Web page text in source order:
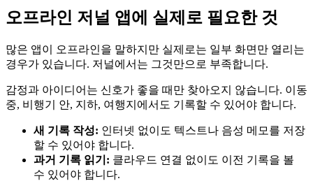
오프라인 저널 앱에 실제로 필요한 것
많은 앱이 오프라인을 말하지만 실제로는 일부 화면만 열리는
경우가 있습니다. 저널에서는 그것만으로 부족합니다.
감정과 아이디어는 신호가 좋을 때만 찾아오지 않습니다. 이동
중, 비행기 안, 지하, 여행지에서도 기록할 수 있어야 합니다.
새 기록 작성: 인터넷 없이도 텍스트나 음성 메모를 저장
할 수 있어야 합니다.
과거 기록 읽기: 클라우드 연결 없이도 이전 기록을 볼
수 있어야 합니다.